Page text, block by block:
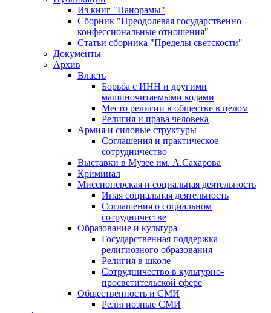
Из книг "Панорамы"
Сборник "Преодолевая государственно -
конфессиональные отношения"
Статьи сборника "Пределы светскости"
Документы
Архив
Власть
Борьба с ИНН и другими
машиночитаемыми кодами
Место религии в обществе в целом
Религия и права человека
Армия и силовые структуры
Соглашения и практическое
сотрудничество
Выставки в Музее им. А.Сахарова
Криминал
Миссионерская и социальная деятельность
Иная социальная деятельность
Соглашения о социальном
сотрудничестве
Образование и культура
Государственная поддержка
религиозного образования
Религия в школе
Сотрудничество в культурно-
просветительской сфере
Общественность и СМИ
Религиозные СМИ